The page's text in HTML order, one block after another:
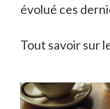
évolué ces
Tout savoir sur